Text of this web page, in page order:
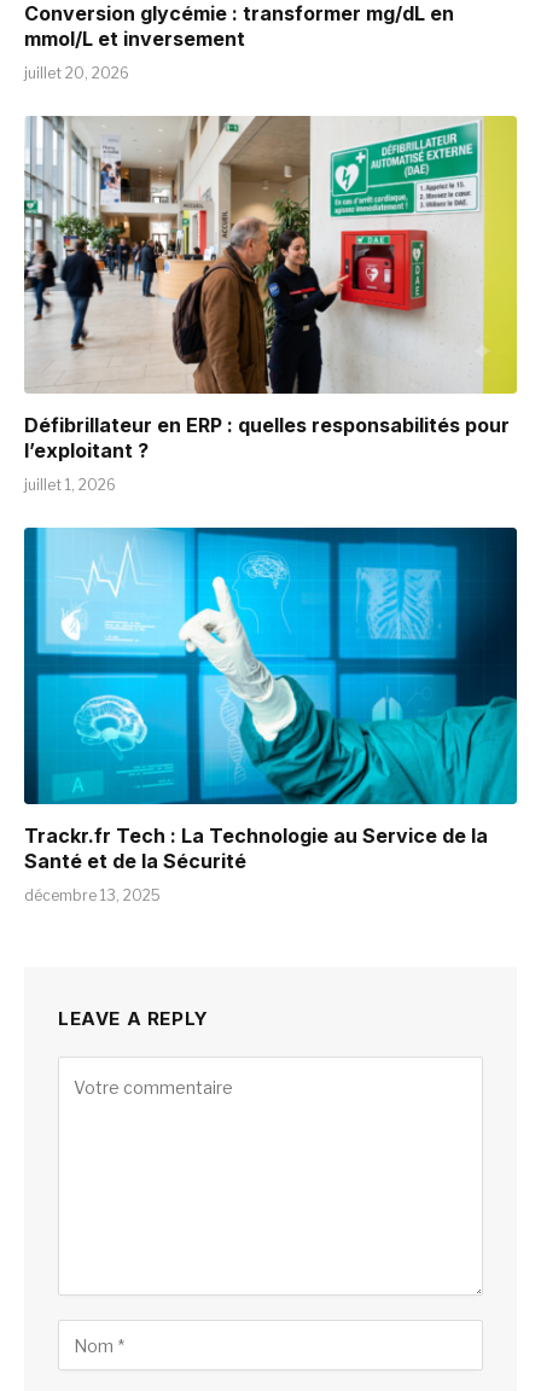
Conversion glycémie : transformer mg/dL en
mmol/L et inversement
juillet 20, 2026
Défibrillateur en ERP : quelles responsabilités pour
l’exploitant ?
juillet 1, 2026
Trackr.fr Tech : La Technologie au Service de la
Santé et de la Sécurité
décembre 13, 2025
LEAVE A REPLY